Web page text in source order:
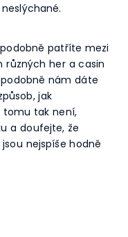
patříte mezi
různých her a casin
nám dáte
jak
tomu tak není,
a doufejte, že
nejspíše hodně